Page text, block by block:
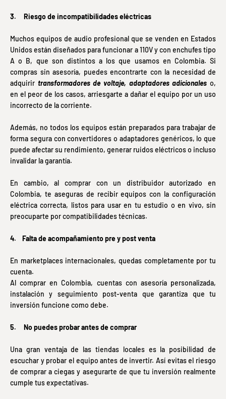
3. Riesgo de incompatibilidades eléctricas
Muchos equipos de audio profesional que se venden en Estados
Unidos están diseñados para funcionar a 110V y con enchufes tipo
A o B, que son distintos a los que usamos en Colombia. Si
compras sin asesoría, puedes encontrarte con la necesidad de
adquirir transformadores de voltaje, adaptadores adicionales o,
en el peor de los casos, arriesgarte a dañar el equipo por un uso
incorrecto de la corriente.
Además, no todos los equipos están preparados para trabajar de
forma segura con convertidores o adaptadores genéricos, lo que
puede afectar su rendimiento, generar ruidos eléctricos o incluso
invalidar la garantía.
En cambio, al comprar con un distribuidor autorizado en
Colombia, te aseguras de recibir equipos con la configuración
eléctrica correcta, listos para usar en tu estudio o en vivo, sin
preocuparte por compatibilidades técnicas.
4. Falta de acompañamiento pre y post venta
En marketplaces internacionales, quedas completamente por tu
cuenta.
Al comprar en Colombia, cuentas con asesoría personalizada,
instalación y seguimiento post-venta que garantiza que tu
inversión funcione como debe.
5. No puedes probar antes de comprar ️
Una gran ventaja de las tiendas locales es la posibilidad de
escuchar y probar el equipo antes de invertir. Así evitas el riesgo
de comprar a ciegas y asegurarte de que tu inversión realmente
cumple tus expectativas.